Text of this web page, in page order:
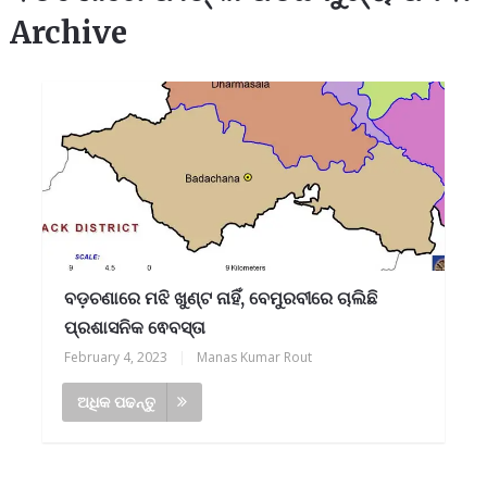
Archive
ବଡ଼ଚଣାରେ ମଝି ଖୁଣ୍ଟ ନାହିଁ, ବେମୁରବୀରେ ଚାଲିଛି
ପ୍ରଶାସନିକ ଵେବସ୍ତା
February 4, 2023 Manas Kumar Rout
ଅଧିକ ପଢନ୍ତୁ